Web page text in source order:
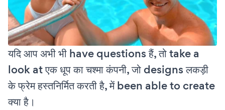
यदि आप अभी भी have questions हैं, तो take a
look at एक धूप का चश्मा कंपनी, जो designs लकड़ी
के फ्रेम हस्तनिर्मित करती है, में been able to create
क्या है।